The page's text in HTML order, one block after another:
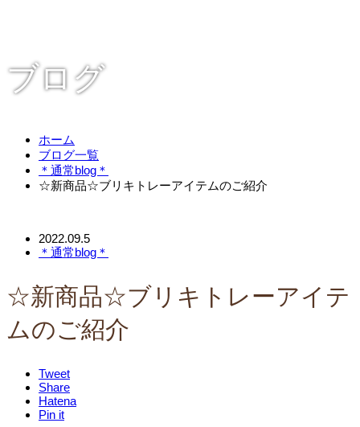
ブログ
ホーム
ブログ一覧
＊通常blog＊
☆新商品☆ブリキトレーアイテムのご紹介
2022.09.5
＊通常blog＊
☆新商品☆ブリキトレーアイテ
ムのご紹介
Tweet
Share
Hatena
Pin it